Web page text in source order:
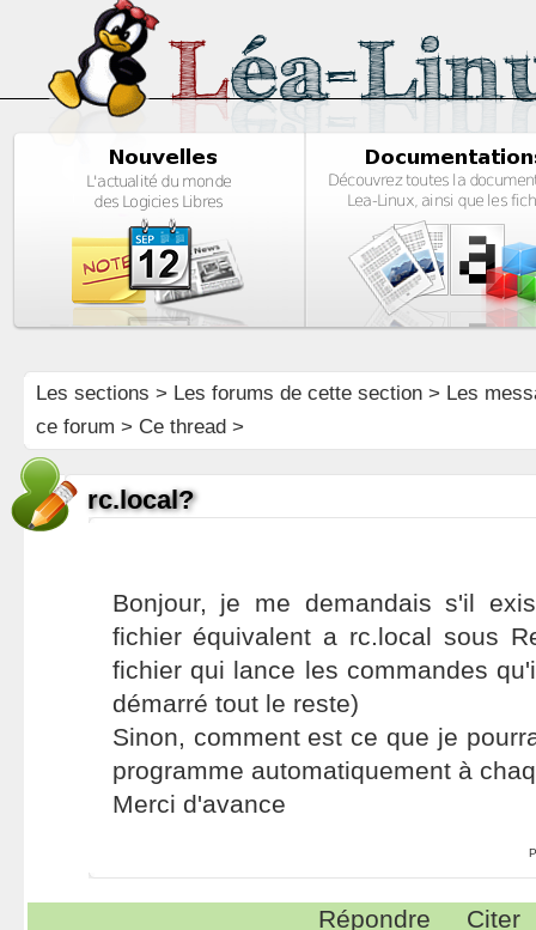
Les sections > Les forums de cette section> Les
ce forum > Ce thread >
rc.local?
Bonjour, je me demandais s'il
fichier équivalent a rc.local sous
fichier qui lance les commandes
démarré tout le reste)
Sinon, comment est ce que je
programme automatiquement à
Merci d'avance
Répondre Citer